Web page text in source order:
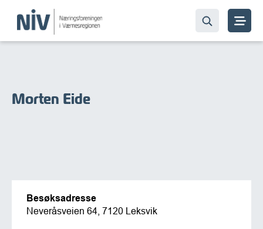
Morten Eide
Besøksadresse
Neveråsveien 64, 7120 Leksvik